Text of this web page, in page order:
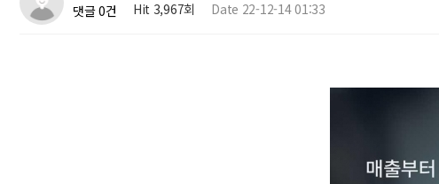
댓글 0건
Hit 3,967회 Date 22-12-14 01:33